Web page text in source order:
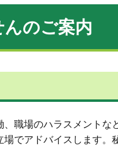
のご案内
職場のハラスメント
でアドバイスします。